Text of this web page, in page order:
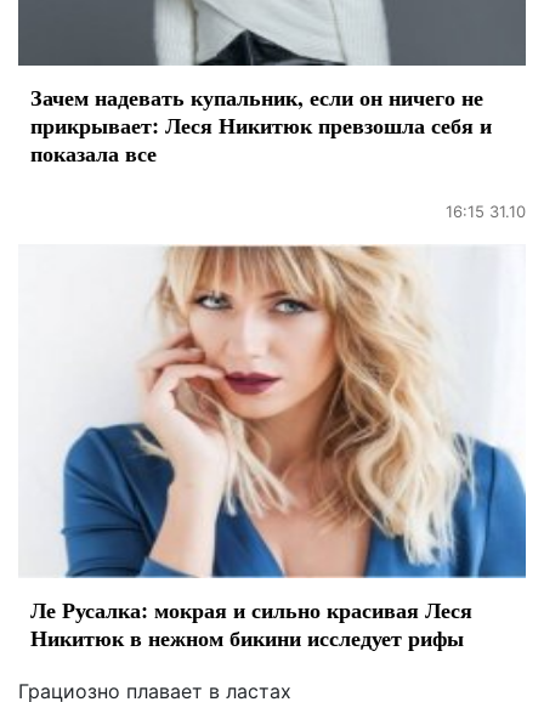
Зачем надевать купальник, если он ничего не
прикрывает: Леся Никитюк превзошла себя и
показала все
16:15 31.10
Ле Русалка: мокрая и сильно красивая Леся
Никитюк в нежном бикини исследует рифы
Грациозно плавает в ластах